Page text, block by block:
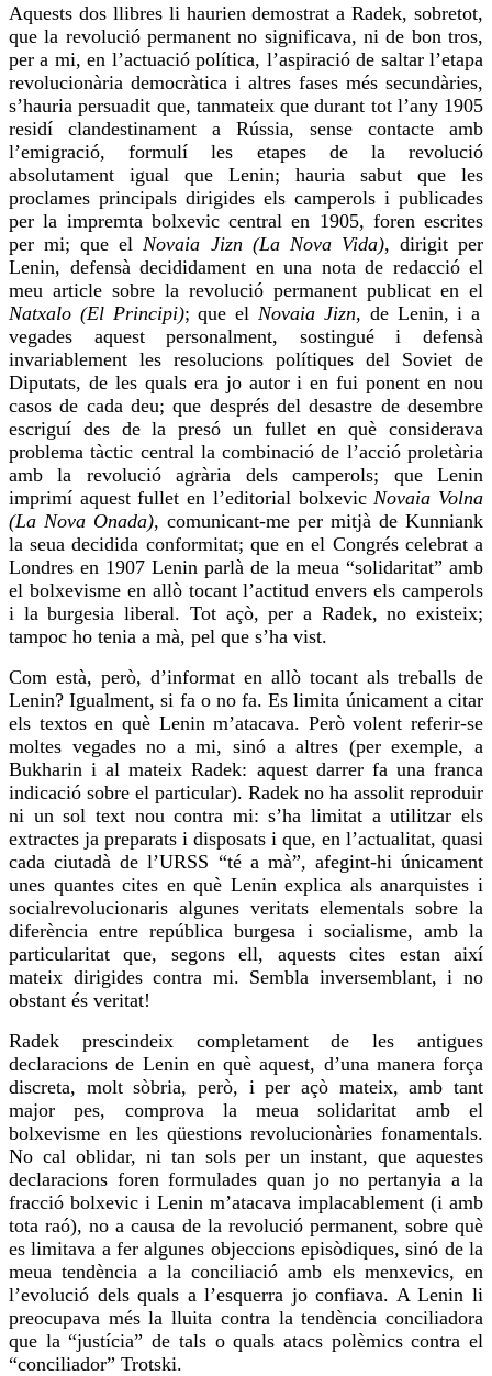
Aquests dos llibres li haurien demostrat a Radek, sobretot,
que la revolució permanent no significava, ni de bon tros,
per a mi, en l’actuació política, l’aspiració de saltar l’etapa
revolucionària democràtica i altres fases més secundàries,
s’hauria persuadit que, tanmateix que durant tot l’any 1905
residí clandestinament a Rússia, sense contacte amb
l’emigració, formulí les etapes de la revolució
absolutament igual que Lenin; hauria sabut que les
proclames principals dirigides els camperols i publicades
per la impremta bolxeviccentral en 1905, foren escrites
per mi; que el Novaia Jizn (La Nova Vida), dirigit per
Lenin, defensà decididament en una nota de redacció el
meu article sobre la revolució permanent publicat en el
Natxalo (El Principi); que el Novaia Jizn, de Lenin, i a
vegades aquest personalment, sostingué i defensà
invariablement les resolucions polítiques del Soviet de
Diputats, de les quals era jo autor ien fui ponent en nou
casos de cada deu; que després del desastre de desembre
escriguí des de la presó un fullet en què considerava
problema tàctic central la combinació de l’acció proletària
amb la revolució agrària dels camperols; que Lenin
imprimí aquest fullet en l’editorial bolxevic Novaia Volna
(La Nova Onada), comunicant-me per mitjà de Kunniank
la seua decidida conformitat; que en el Congrés celebrat a
Londres en 1907 Lenin parlà de la meua “solidaritat” amb
el bolxevisme en allò tocant l’actitud envers els camperols
i la burgesia liberal. Tot açò, per a Radek, no existeix;
tampoc ho tenia a mà, pel que s’ha vist.
Com està, però, d’informat en allò tocant als treballs de
Lenin? Igualment, si fa o no fa. Es limita únicament a citar
els textos en què Lenin m’atacava. Però volent referir-se
moltes vegades no a mi, sinó a altres (per exemple, a
Bukharin i al mateix Radek: aquest darrer fa una franca
indicació sobre el particular). Radek no ha assolit reproduir
ni un sol text nou contra mi: s’ha limitat a utilitzar els
extractes ja preparats i disposats i que, en l’actualitat, quasi
cada ciutadà de l’URSS “té a mà”, afegint-hi únicament
unes quantescites en què Lenin explica als anarquistes i
socialrevolucionaris algunes veritats elementals sobre la
diferència entre república burgesa i socialisme, amb la
particularitat que, segons ell, aquestscites estan així
mateix dirigides contra mi. Sembla inversemblant, i no
obstant és veritat!
Radek prescindeix completament de les antigues
declaracions de Lenin en què aquest, d’una manera força
discreta, molt sòbria, però, i per açò mateix, amb tant
majorpes, comprova la meua solidaritat amb el
bolxevisme en les qüestions revolucionàries fonamentals.
No cal oblidar, ni tan sols per un instant, que aquestes
declaracions foren formulades quan jo no pertanyia a la
fracció bolxevic i Lenin m’atacava implacablement (i amb
tota raó), no a causa de la revolució permanent, sobre què
es limitava a fer algunes objeccions episòdiques, sinó de la
meua tendència a la conciliació amb els menxevics, en
l’evolució dels quals a l’esquerra jo confiava. A Lenin li
preocupava més la lluita contra la tendència conciliadora
que la “justícia” de tals o quals atacspolèmics contra el
“conciliador” Trotski.